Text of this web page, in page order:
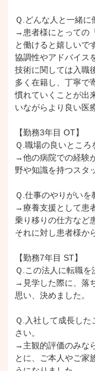
Ｑ.どんな人と一緒に
→患者様にとっての
と働けると嬉しいで
協調性やアドバイス
技術に関しては入職
多く在籍し、丁寧で
慣れていくことが出
いながらより良い医
【勤務3年目 OT】
Ｑ.職場の良いところ
→他の病院での経験
野や知識を持つスタ
Ｑ.仕事のやりがいを
→療養支援として患
乗り移りの仕方など
それに対し患者様か
【勤務7年目 ST】
Ｑ.この法人に転職を
→見学した際に、落
思い、決めました。
Ｑ.入社して成長し
さい。
→主観的評価のみな
とに、ご本人やご家